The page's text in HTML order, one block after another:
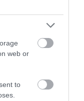
web or
to
στο
άλλη
| 23:44